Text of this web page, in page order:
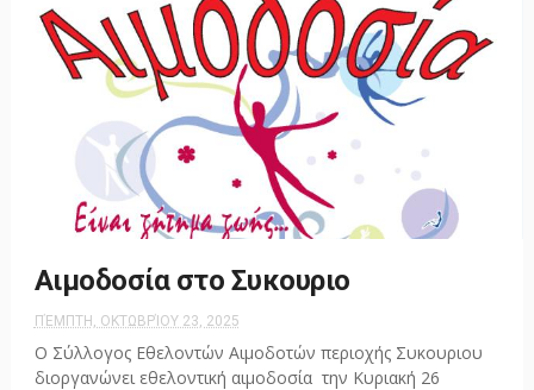
Αιμοδοσία στο Συκουριο
ΠΈΜΠΤΗ, ΟΚΤΩΒΡΊΟΥ 23, 2025
Ο Σύλλογος Εθελοντών Αιμοδοτών περιοχής Συκουριου
διοργανώνει εθελοντική αιμοδοσία την Κυριακή 26